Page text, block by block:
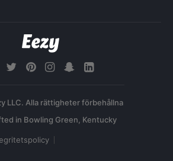
LLC. Alla rättigheter förbehållna